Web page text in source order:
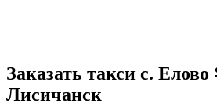
Заказать такси с. Елово
Лисичанск